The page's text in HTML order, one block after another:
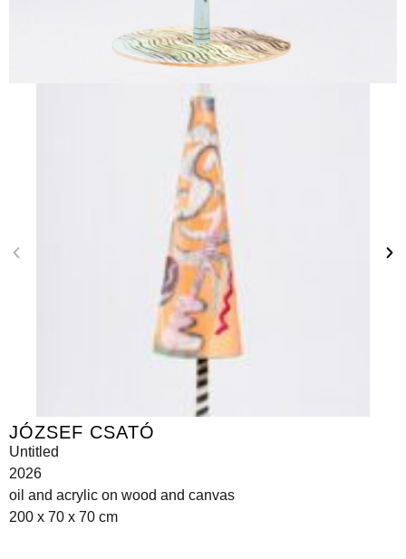
JÓZSEF CSATÓ
Untitled
2026
oil and acrylic on wood and canvas
200 x 70 x 70 cm